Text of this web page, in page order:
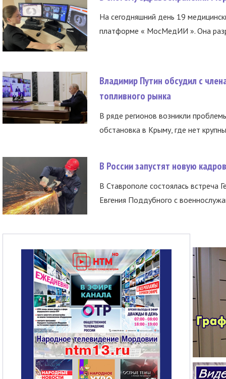
На сегодняшний день 19
платформе « МосМедИИ ». Она
Владимир Путин обсудил с
топливного рынка
В ряде регионов возникли
обстановка в Крыму, где нет
В России запустят новую
В Ставрополе состоялась встреча
Евгения Поддубного с